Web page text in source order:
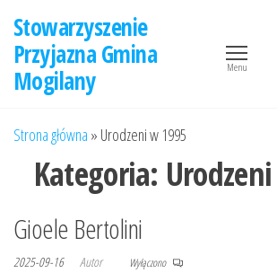
treści
Stowarzyszenie
Przyjazna Gmina
Mogilany
Menu
Strona główna » Urodzeni w 1995
Kategoria:
Gioele Bertolini
2025-09-16 Autor Wyłączono